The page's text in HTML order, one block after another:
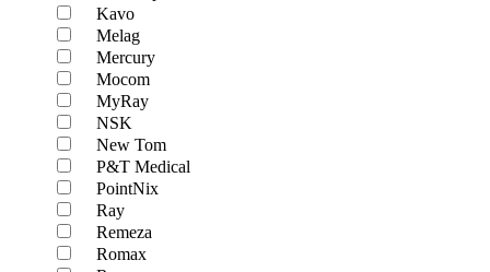
Kavo
Melag
Mercury
Mocom
MyRay
NSK
New Tom
P&T Medical
PointNix
Ray
Remeza
Romax